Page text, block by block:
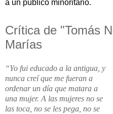
a un público minoritario.
Crítica de "Tomás
Marías
“Yo fui educado a la antigua, y
nunca creí que me fueran a
ordenar un día que matara a
una mujer. A las mujeres no se
las toca, no se les pega, no se